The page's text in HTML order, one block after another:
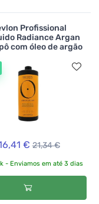
Profissional
Radiance Argan
com óleo de argão
€ 21,34 €
- Enviamos em até 3 dias